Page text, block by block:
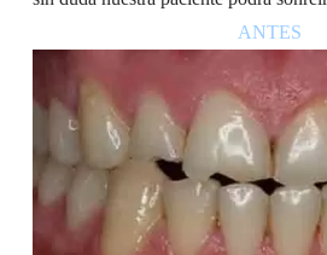
ANTES